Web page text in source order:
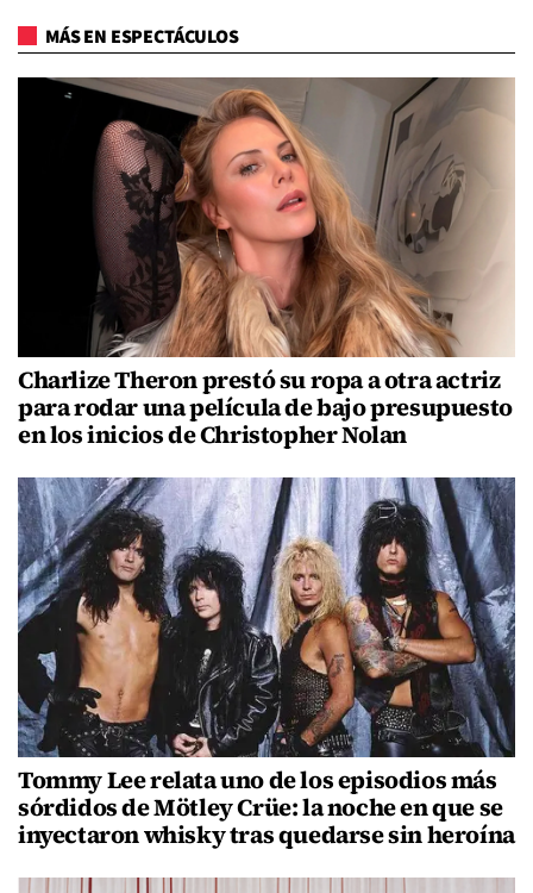
MÁS EN ESPECTÁCULOS
Charlize Theron prestó su ropa a otra actriz
para rodar una película de bajo presupuesto
en los inicios de Christopher Nolan
Tommy Lee relata uno de los episodios más
sórdidos de Mötley Crüe: la noche en que se
inyectaron whisky tras quedarse sin heroína